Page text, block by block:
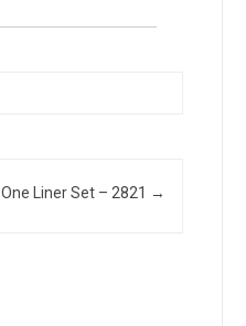
One Liner Set – 2821 →